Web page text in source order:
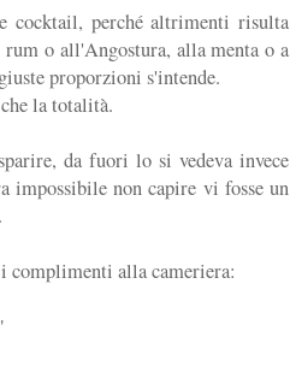
cocktail, perché altrimenti risulta
o all'Angostura, alla menta o a
proporzioni s'intende.
la totalità.
da fuori lo si vedeva invece
impossibile non capire vi fosse un
complimenti alla cameriera: